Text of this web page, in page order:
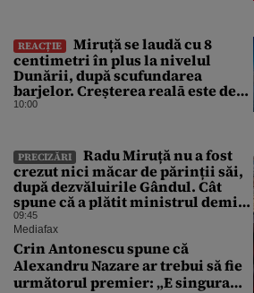
REACȚIE
Miruță se laudă cu 8
centimetri în plus la nivelul
Dunării, după scufundarea
barjelor. Creșterea realā este de
doar 4 centimetri
10:00
PRECIZĂRI
Radu Miruță nu a fost
crezut nici măcar de părinții săi,
după dezvăluirile Gândul. Cât
spune că a plătit ministrul demis
pentru vacanța la 5 stele în Turcia
09:45
Mediafax
Crin Antonescu spune că
Alexandru Nazare ar trebui să fie
următorul premier: „E singura